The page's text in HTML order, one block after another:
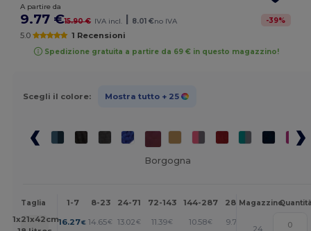
A partire da
9.77 €15.90 € IVA incl. | 8.01 €no IVA -39%
5.0 1 Recensioni
Spedizione gratuita a partire da 69 € in questo magazzino!
Scegli il colore: Mostra tutto + 25
Borgogna
Taglia 1-7 8-23 24-71 72-143 144-287 288 + Altri
Magazzino
31x21x42cm.16.27€ 14.65€ 13.02€ 11.39€ 10.58€ 9.77 +
24